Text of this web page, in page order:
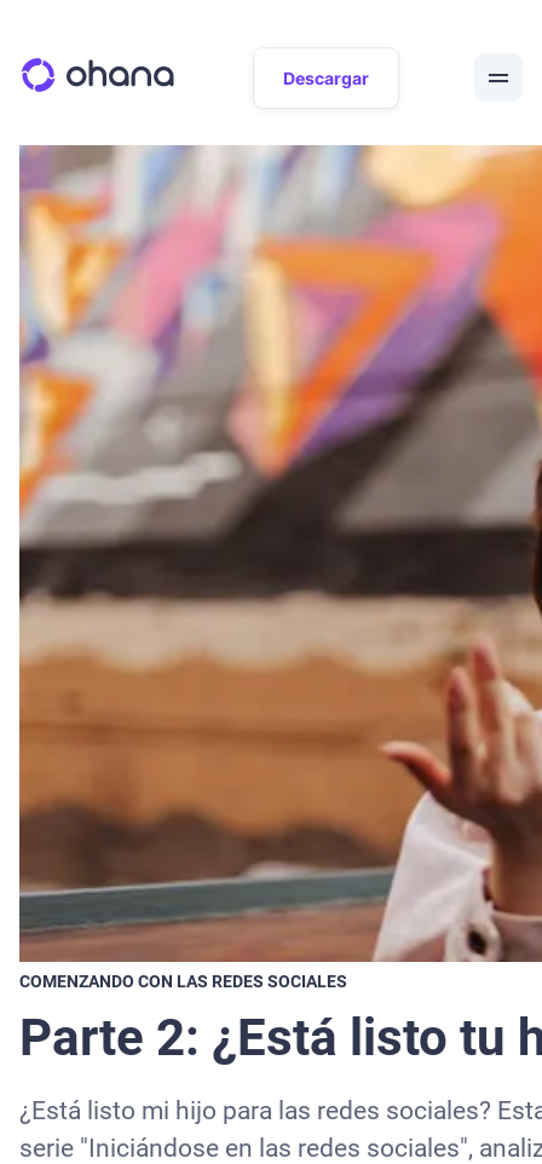
Descargar
COMENZANDO CON LAS REDES SOCIALES
Parte 2: ¿Está listo tu
¿Está listo mi hijo para las redes sociales?
serie "Iniciándose en las redes sociales",